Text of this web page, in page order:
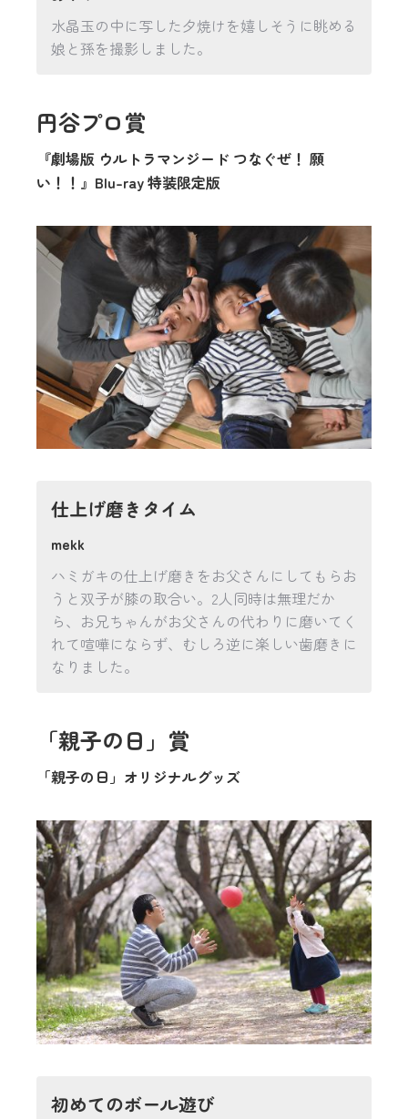
水晶玉の中に写した夕焼けを嬉しそうに眺める
娘と孫を撮影しました。
円谷プロ賞
『劇場版 ウルトラマンジード つなぐぜ！ 願
い！！』Blu-ray 特装限定版
仕上げ磨きタイム
mekk
ハミガキの仕上げ磨きをお父さんにしてもらお
うと双子が膝の取合い。2人同時は無理だか
ら、お兄ちゃんがお父さんの代わりに磨いてく
れて喧嘩にならず、むしろ逆に楽しい歯磨きに
なりました。
「親子の日」賞
「親子の日」オリジナルグッズ
初めてのボール遊び